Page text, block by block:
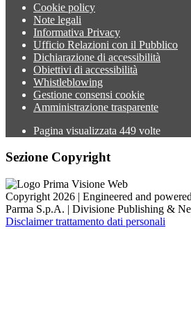
Cookie policy
Note legali
Informativa Privacy
Ufficio Relazioni con il Pubblico
Dichiarazione di accessibilità
Obiettivi di accessibilità
Whistleblowing
Gestione consensi cookie
Amministrazione trasparente
Pagina visualizzata 449 volte
Sezione Copyright
Copyright 2026 | Engineered and
Parma S.p.A. | Divisione Publishing &
Disclaimer trattamento dati personali